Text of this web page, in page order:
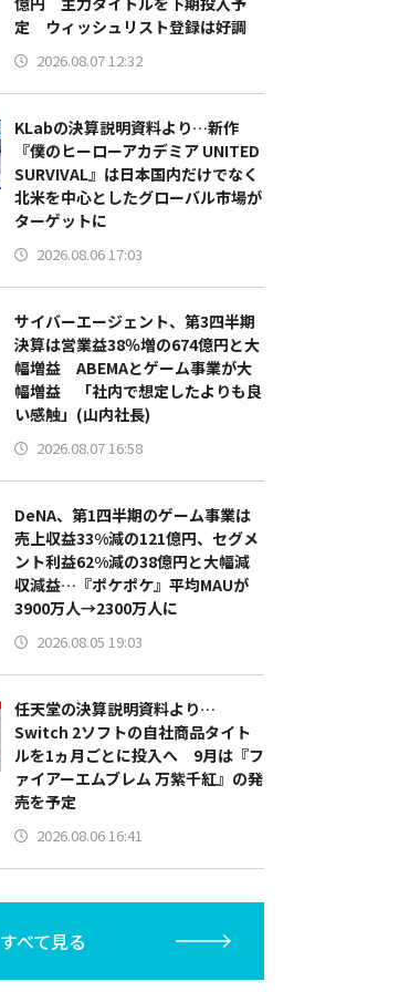
定 ウィッシュリスト登録は好調
2026.08.07 12:32
KLabの決算説明資料より…新作
『僕のヒーローアカデミア UNITED
SURVIVAL』は日本国内だけでなく
北米を中心としたグローバル市場が
ターゲットに
2026.08.06 17:03
サイバーエージェント、第3四半期
決算は営業益38％増の674億円と大
幅増益 ABEMAとゲーム事業が大
幅増益 「社内で想定したよりも良
い感触」(山内社長)
2026.08.07 16:58
DeNA、第1四半期のゲーム事業は
売上収益33%減の121億円、セグメ
ント利益62%減の38億円と大幅減
収減益…『ポケポケ』平均MAUが
3900万人→2300万人に
2026.08.05 19:03
任天堂の決算説明資料より…
Switch 2ソフトの自社商品タイト
ルを1ヵ月ごとに投入へ 9月は『フ
ァイアーエムブレム 万紫千紅』の発
売を予定
2026.08.06 16:41
すべて見る